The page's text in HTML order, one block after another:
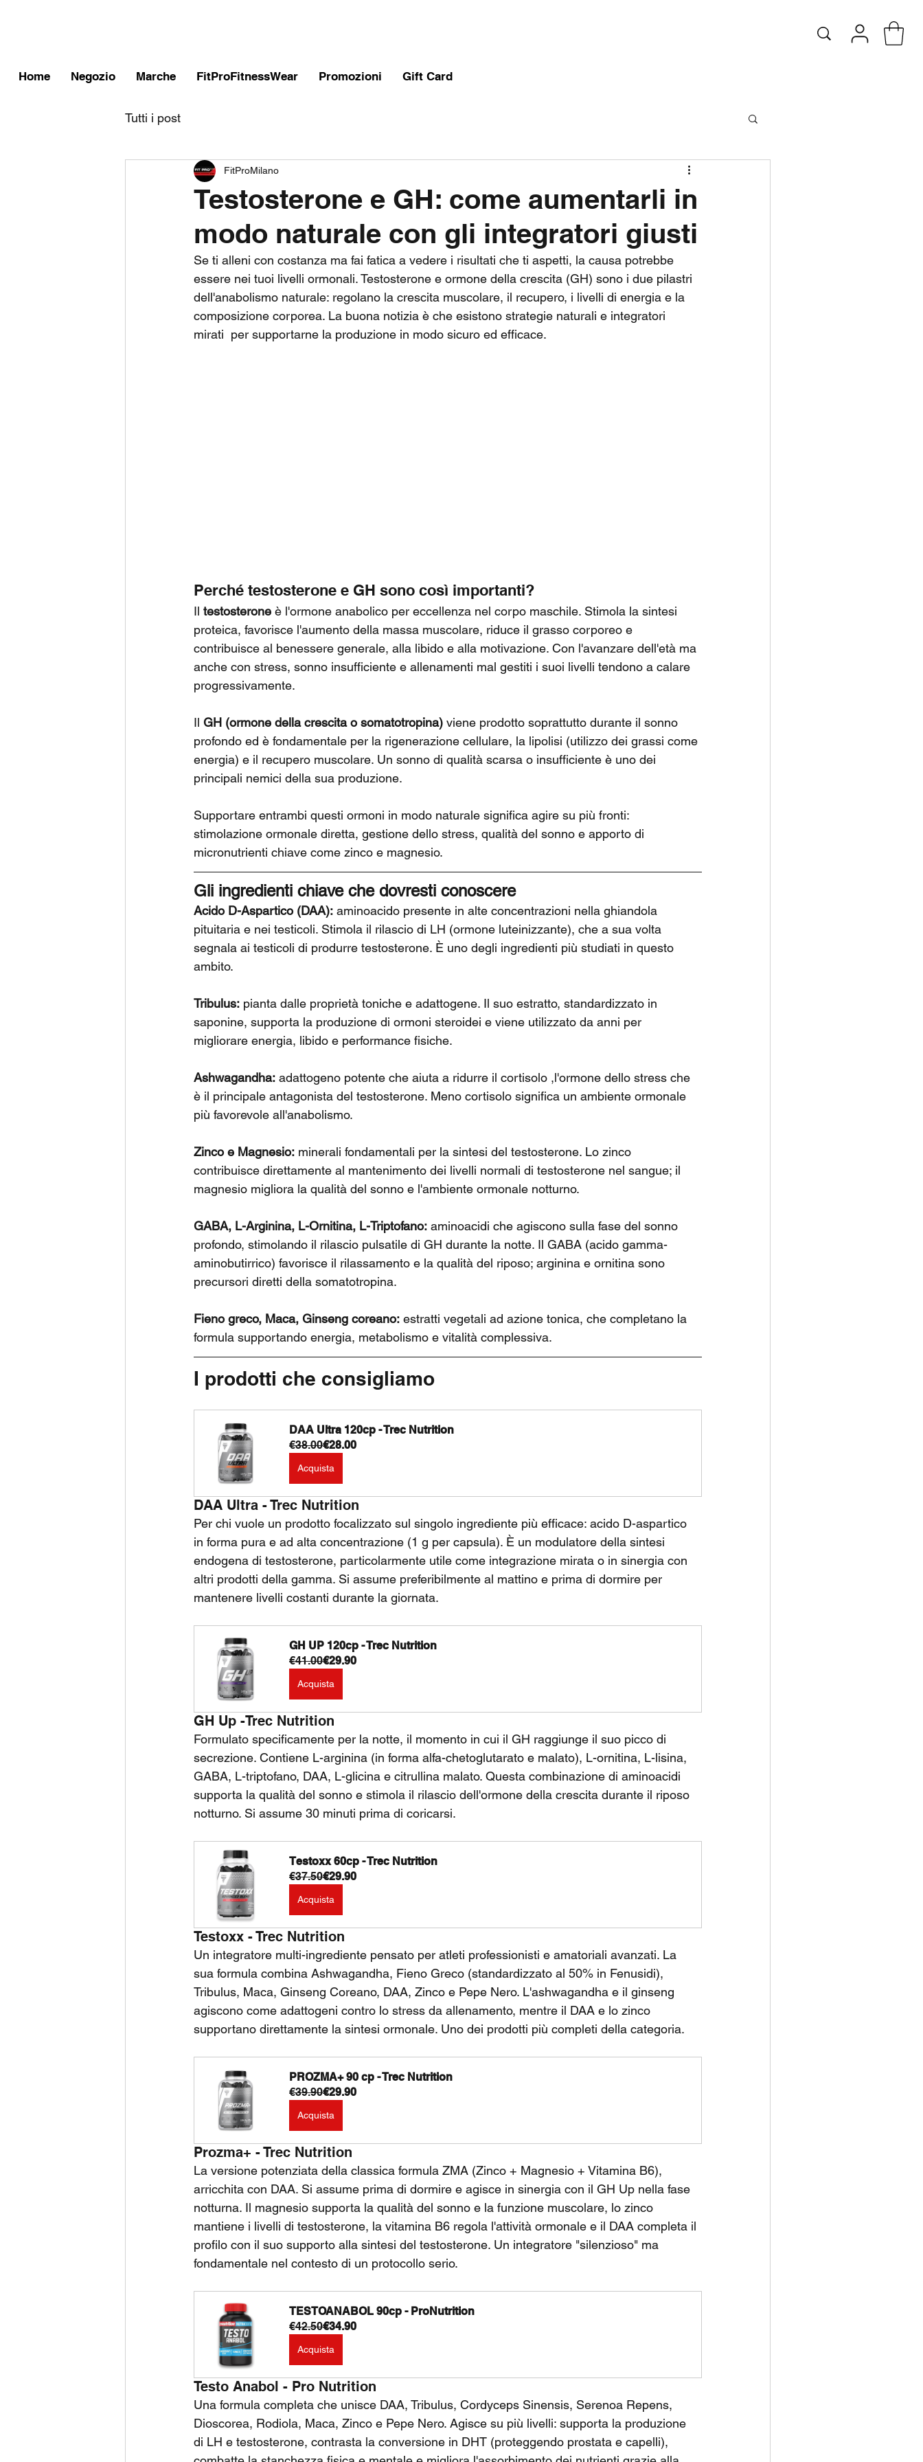
Home Negozio Marche FitProFitnessWear Promozioni Gift Card
Tutti i post
Testosterone e GH: come aumentarli in
modo naturale con gli integratori giusti
FitProMilano
Se ti alleni con costanza ma fai fatica a vedere i risultati che ti aspetti, la causa potrebbe
essere nei tuoi livelli ormonali. Testosterone e ormone della crescita (GH) sono i due pilastri
dell'anabolismo naturale: regolano la crescita muscolare, il recupero, i livelli di energia e la
composizione corporea. La buona notizia è che esistono strategie naturali e integratori
mirati  per supportarne la produzione in modo sicuro ed efficace.
Perché testosterone e GH sono così importanti?
Il testosterone è l'ormone anabolico per eccellenza nel corpo maschile. Stimola la sintesi
proteica, favorisce l'aumento della massa muscolare, riduce il grasso corporeo e
contribuisce al benessere generale, alla libido e alla motivazione. Con l'avanzare dell'età ma
anche con stress, sonno insufficiente e allenamenti mal gestiti i suoi livelli tendono a calare
progressivamente.
Il GH (ormone della crescita o somatotropina) viene prodotto soprattutto durante il sonno
profondo ed è fondamentale per la rigenerazione cellulare, la lipolisi (utilizzo dei grassi come
energia) e il recupero muscolare. Un sonno di qualità scarsa o insufficiente è uno dei
principali nemici della sua produzione.
Supportare entrambi questi ormoni in modo naturale significa agire su più fronti:
stimolazione ormonale diretta, gestione dello stress, qualità del sonno e apporto di
micronutrienti chiave come zinco e magnesio.
Gli ingredienti chiave che dovresti conoscere
Acido D-Aspartico (DAA): aminoacido presente in alte concentrazioni nella ghiandola
pituitaria e nei testicoli. Stimola il rilascio di LH (ormone luteinizzante), che a sua volta
segnala ai testicoli di produrre testosterone. È uno degli ingredienti più studiati in questo
ambito.
Tribulus: pianta dalle proprietà toniche e adattogene. Il suo estratto, standardizzato in
saponine, supporta la produzione di ormoni steroidei e viene utilizzato da anni per
migliorare energia, libido e performance fisiche.
Ashwagandha: adattogeno potente che aiuta a ridurre il cortisolo ,l'ormone dello stress che
è il principale antagonista del testosterone. Meno cortisolo significa un ambiente ormonale
più favorevole all'anabolismo.
Zinco e Magnesio: minerali fondamentali per la sintesi del testosterone. Lo zinco
contribuisce direttamente al mantenimento dei livelli normali di testosterone nel sangue; il
magnesio migliora la qualità del sonno e l'ambiente ormonale notturno.
GABA, L-Arginina, L-Ornitina, L-Triptofano: aminoacidi che agiscono sulla fase del sonno
profondo, stimolando il rilascio pulsatile di GH durante la notte. Il GABA (acido gamma-
aminobutirrico) favorisce il rilassamento e la qualità del riposo; arginina e ornitina sono
precursori diretti della somatotropina.
Fieno greco, Maca, Ginseng coreano: estratti vegetali ad azione tonica, che completano la
formula supportando energia, metabolismo e vitalità complessiva.
I prodotti che consigliamo
DAA Ultra 120cp - Trec Nutrition
€38.00€28.00
Acquista
DAA Ultra - Trec Nutrition
Per chi vuole un prodotto focalizzato sul singolo ingrediente più efficace: acido D-aspartico
in forma pura e ad alta concentrazione (1 g per capsula). È un modulatore della sintesi
endogena di testosterone, particolarmente utile come integrazione mirata o in sinergia con
altri prodotti della gamma. Si assume preferibilmente al mattino e prima di dormire per
mantenere livelli costanti durante la giornata.
GH UP 120cp - Trec Nutrition
€41.00€29.90
Acquista
GH Up -Trec Nutrition
Formulato specificamente per la notte, il momento in cui il GH raggiunge il suo picco di
secrezione. Contiene L-arginina (in forma alfa-chetoglutarato e malato), L-ornitina, L-lisina,
GABA, L-triptofano, DAA, L-glicina e citrullina malato. Questa combinazione di aminoacidi
supporta la qualità del sonno e stimola il rilascio dell'ormone della crescita durante il riposo
notturno. Si assume 30 minuti prima di coricarsi.
Testoxx 60cp - Trec Nutrition
€37.50€29.90
Acquista
Testoxx - Trec Nutrition
Un integratore multi-ingrediente pensato per atleti professionisti e amatoriali avanzati. La
sua formula combina Ashwagandha, Fieno Greco (standardizzato al 50% in Fenusidi),
Tribulus, Maca, Ginseng Coreano, DAA, Zinco e Pepe Nero. L'ashwagandha e il ginseng
agiscono come adattogeni contro lo stress da allenamento, mentre il DAA e lo zinco
supportano direttamente la sintesi ormonale. Uno dei prodotti più completi della categoria.
PROZMA+ 90 cp - Trec Nutrition
€39.90€29.90
Acquista
Prozma+ - Trec Nutrition
La versione potenziata della classica formula ZMA (Zinco + Magnesio + Vitamina B6),
arricchita con DAA. Si assume prima di dormire e agisce in sinergia con il GH Up nella fase
notturna. Il magnesio supporta la qualità del sonno e la funzione muscolare, lo zinco
mantiene i livelli di testosterone, la vitamina B6 regola l'attività ormonale e il DAA completa il
profilo con il suo supporto alla sintesi del testosterone. Un integratore "silenzioso" ma
fondamentale nel contesto di un protocollo serio.
TESTOANABOL 90cp - ProNutrition
€42.50€34.90
Acquista
Testo Anabol - Pro Nutrition
Una formula completa che unisce DAA, Tribulus, Cordyceps Sinensis, Serenoa Repens,
Dioscorea, Rodiola, Maca, Zinco e Pepe Nero. Agisce su più livelli: supporta la produzione
di LH e testosterone, contrasta la conversione in DHT (proteggendo prostata e capelli),